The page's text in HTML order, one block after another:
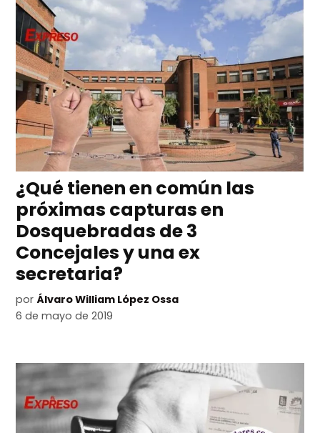
¿Qué tienen en común las
próximas capturas en
Dosquebradas de 3
Concejales y una ex
secretaria?
por Álvaro William López Ossa
6 de mayo de 2019